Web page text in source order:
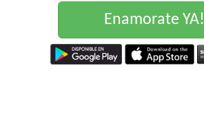
Enamorate YA!